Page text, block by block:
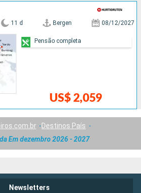
11 d Bergen 08/12/2027
US$ 2,059
Pensão completa
Destinos País
Em dezembro 2026 - 2027
Newsletters